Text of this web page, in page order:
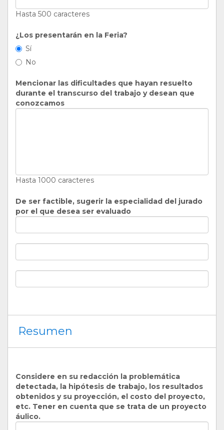
Hasta 500 caracteres
¿Los presentarán en la Feria?
Sí
No
Mencionar las dificultades que hayan resuelto
durante el transcurso del trabajo y desean que
conozcamos
Hasta 1000 caracteres
De ser factible, sugerir la especialidad del jurado
por el que desea ser evaluado
Resumen
Considere en su redacción la problemática
detectada, la hipótesis de trabajo, los resultados
obtenidos y su proyección, el costo del proyecto,
etc. Tener en cuenta que se trata de un proyecto
áulico.